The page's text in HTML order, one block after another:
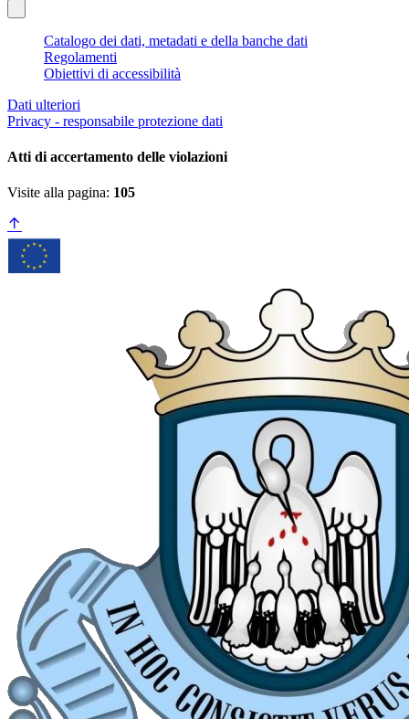
Catalogo dei dati, metadati e della banche dati
Regolamenti
Obiettivi di accessibilità
Dati ulteriori
Privacy - responsabile protezione dati
Atti di accertamento delle violazioni
Visite alla pagina: 105